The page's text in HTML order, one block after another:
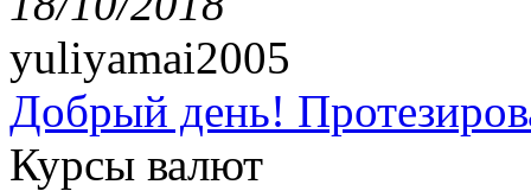
yuliyamai2005
Добрый день!
Курсы валют